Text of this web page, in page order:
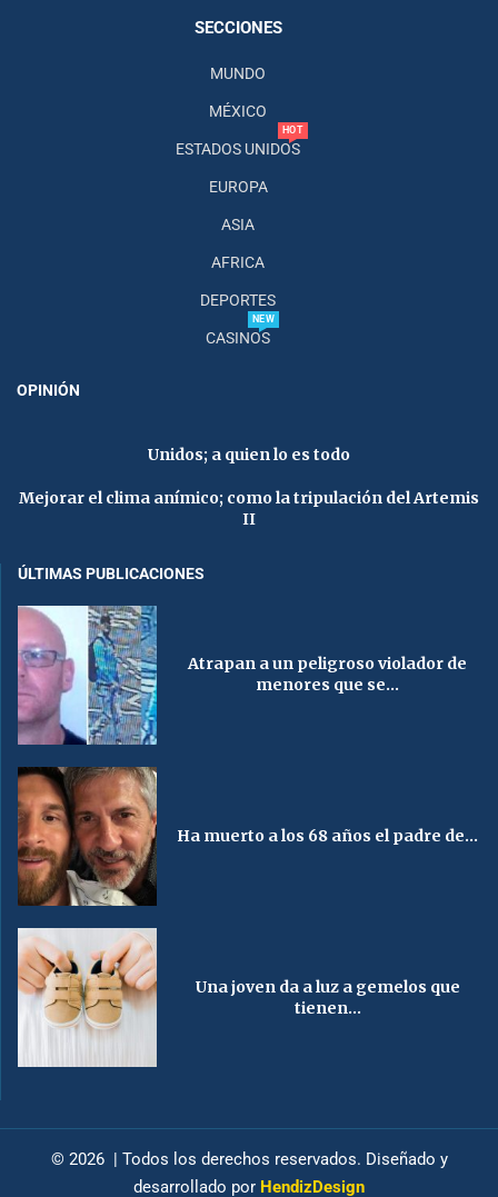
SECCIONES
MUNDO
MÉXICO
ESTADOS UNIDOS
HOT
EUROPA
ASIA
AFRICA
DEPORTES
CASINOS
NEW
OPINIÓN
Unidos; a quien lo es todo
Mejorar el clima anímico; como la tripulación del Artemis
II
ÚLTIMAS PUBLICACIONES
Atrapan a un peligroso violador de
menores que se...
Ha muerto a los 68 años el padre de...
Una joven da a luz a gemelos que
tienen...
© 2026 | Todos los derechos reservados. Diseñado y
desarrollado por HendizDesign